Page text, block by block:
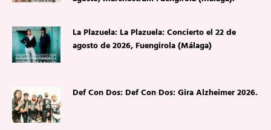
La Plazuela: La Plazuela: Concierto el 22 de
agosto de 2026, Fuengirola (Málaga)
Def Con Dos: Def Con Dos: Gira Alzheimer 2026.